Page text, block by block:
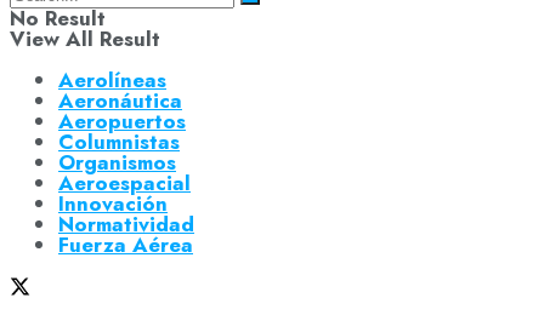
No Result
View All Result
Aerolíneas
Aeronáutica
Aeropuertos
Columnistas
Organismos
Aeroespacial
Innovación
Normatividad
Fuerza Aérea